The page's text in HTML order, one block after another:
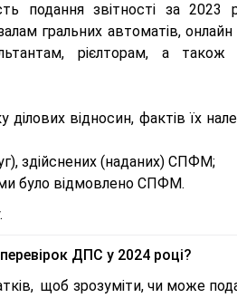
подання звітності за 2023
гральних автоматів,
рієлторам, а
ділових відносин, фактів їх
здійснених (наданих) СПФМ;
було відмовлено СПФМ.
ДПС у 2024 році?
щоб зрозуміти, чи може